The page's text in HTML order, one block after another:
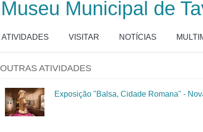
Museu Municipal de
ATIVIDADES VISITAR NOTÍCIAS
OUTRAS ATIVIDADES
Exposição "Balsa, Cidade Romana" -